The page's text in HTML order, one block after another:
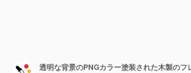
透明な背景のPNGカラー塗装された木製のフ